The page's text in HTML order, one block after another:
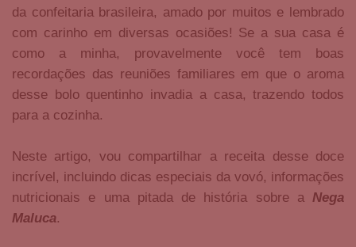
da confeitaria brasileira, amado por muitos e lembrado
com carinho em diversas ocasiões! Se a sua casa é
como a minha, provavelmente você tem boas
recordações das reuniões familiares em que o aroma
desse bolo quentinho invadia a casa, trazendo todos
para a cozinha.
Neste artigo, vou compartilhar a receita desse doce
incrível, incluindo dicas especiais da vovó, informações
nutricionais e uma pitada de história sobre a Nega
Maluca.